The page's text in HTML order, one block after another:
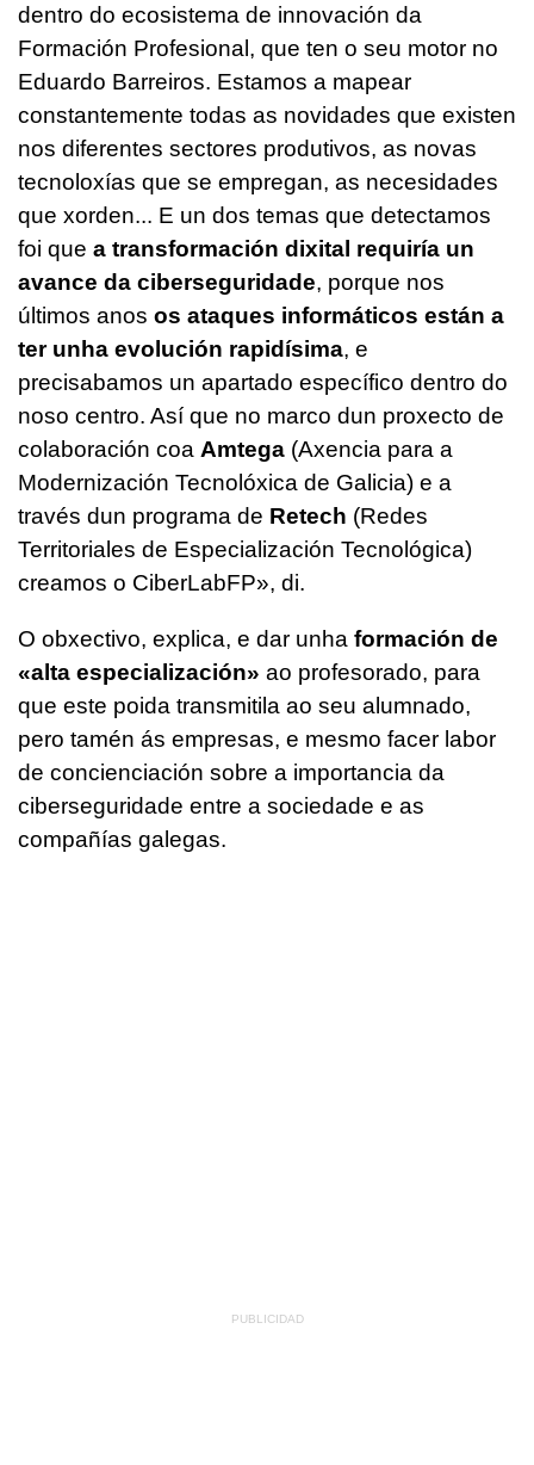
dentro do ecosistema de innovación da
Formación Profesional, que ten o seu motor no
Eduardo Barreiros. Estamos a mapear
constantemente todas as novidades que existen
nos diferentes sectores produtivos, as novas
tecnoloxías que se empregan, as necesidades
que xorden... E un dos temas que detectamos
foi que a transformación dixital requiría un
avance da ciberseguridade, porque nos
últimos anos os ataques informáticos están a
ter unha evolución rapidísima, e
precisabamos un apartado específico dentro do
noso centro. Así que no marco dun proxecto de
colaboración coa Amtega (Axencia para a
Modernización Tecnolóxica de Galicia) e a
través dun programa de Retech (Redes
Territoriales de Especialización Tecnológica)
creamos o CiberLabFP», di.
O obxectivo, explica, e dar unha formación de
«alta especialización» ao profesorado, para
que este poida transmitila ao seu alumnado,
pero tamén ás empresas, e mesmo facer labor
de concienciación sobre a importancia da
ciberseguridade entre a sociedade e as
compañías galegas.